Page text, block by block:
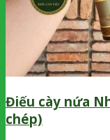
Điếu cày nứa
chép)